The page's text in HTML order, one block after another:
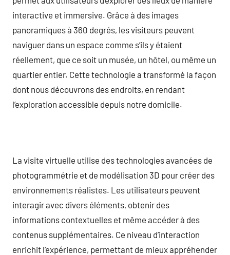
interactive et immersive. Grâce à des images
panoramiques à 360 degrés, les visiteurs peuvent
naviguer dans un espace comme s’ils y étaient
réellement, que ce soit un musée, un hôtel, ou même un
quartier entier. Cette technologie a transformé la façon
dont nous découvrons des endroits, en rendant
l’exploration accessible depuis notre domicile.
La visite virtuelle utilise des technologies avancées de
photogrammétrie et de modélisation 3D pour créer des
environnements réalistes. Les utilisateurs peuvent
interagir avec divers éléments, obtenir des
informations contextuelles et même accéder à des
contenus supplémentaires. Ce niveau d’interaction
enrichit l’expérience, permettant de mieux appréhender